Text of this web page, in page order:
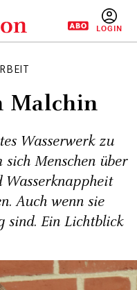
Malchin
Wasserwerk zu
Menschen über
Auch wenn sie
sind. Ein Lichtblick